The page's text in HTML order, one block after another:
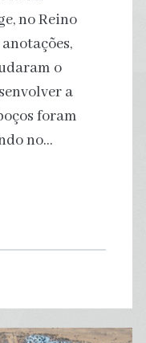
no Reino
o
a
foram
no…